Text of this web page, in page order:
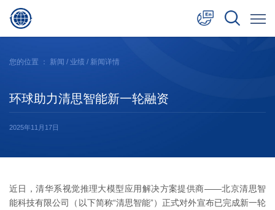
日本語
您的位置 ： 新闻 / 业绩 / 新闻详情
环球助力清思智能新一轮融资
2025年11月17日
近日，清华系视觉推理大模型应用解决方案提供商——北京清思智
能科技有限公司（以下简称“清思智能”）正式对外宣布已完成新一轮